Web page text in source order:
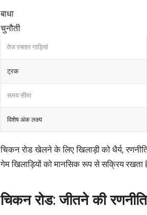
बाधा
चुनौती
तेज रफ्तार गाड़ियां
ट्रक
समय सीमा
विशेष अंक लक्ष्य
चिकन रोड खेलने के लिए खिलाड़ी को धैर्य,
गेम खिलाड़ियों को मानसिक रूप से सक्रिय रखता
चिकन रोड: जीतने की रणनीति